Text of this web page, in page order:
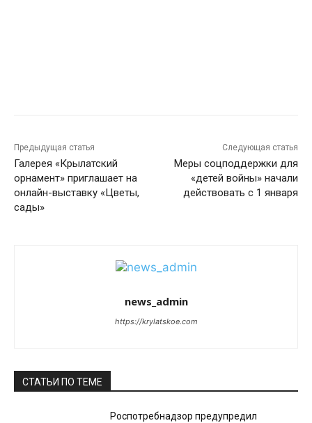
Предыдущая статья
Галерея «Крылатский
орнамент» приглашает на
онлайн-выставку «Цветы,
сады»
Следующая статья
Меры соцподдержки для
«детей войны» начали
действовать с 1 января
news_admin
https://krylatskoe.com
СТАТЬИ ПО ТЕМЕ
Роспотребнадзор предупредил